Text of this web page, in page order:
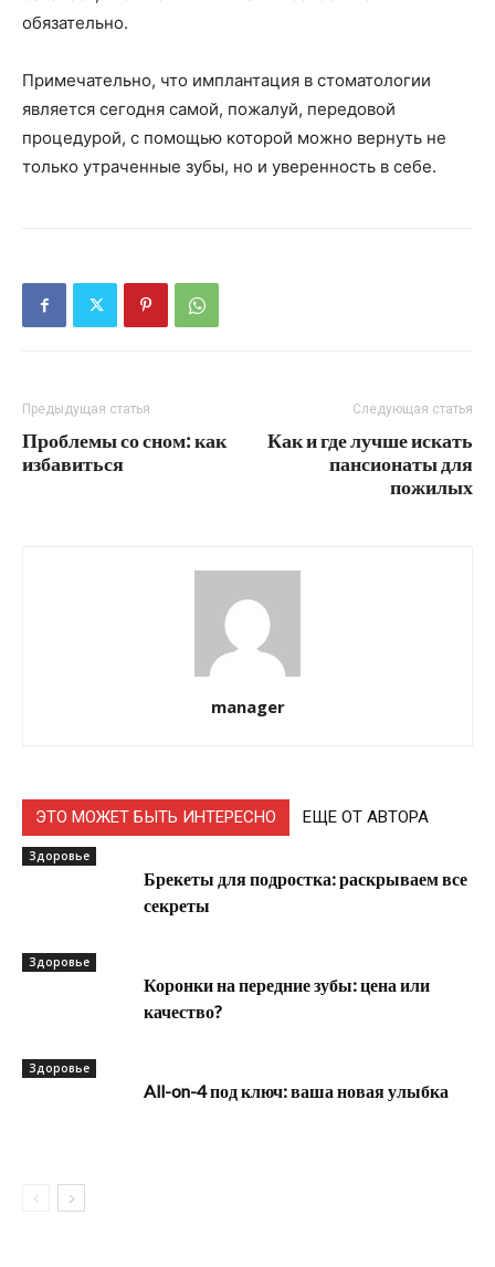
обязательно.
Примечательно, что имплантация в стоматологии
является сегодня самой, пожалуй, передовой
процедурой, с помощью которой можно вернуть не
только утраченные зубы, но и уверенность в себе.
Предыдущая статья
Проблемы со сном: как
избавиться
Следующая статья
Как и где лучше искать
пансионаты для
пожилых
manager
ЭТО МОЖЕТ БЫТЬ ИНТЕРЕСНО ЕЩЕ ОТ АВТОРА
Здоровье
Брекеты для подростка: раскрываем все
секреты
Здоровье
Коронки на передние зубы: цена или
качество?
Здоровье
All-on-4 под ключ: ваша новая улыбка